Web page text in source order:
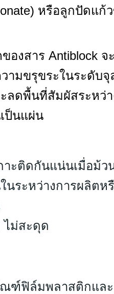
หรือลูกปัดแก้
องสาร Antiblock จ
มขรุขระในระดับจุ
ะลดพื้นที่สัมผัสระห
ป็นแผ่น
ะติดกันแน่นเมื่อม้ว
ระหว่างการผลิตห
ไม่สะดุด
ณฑ์ฟิล์มพลาสติกแ